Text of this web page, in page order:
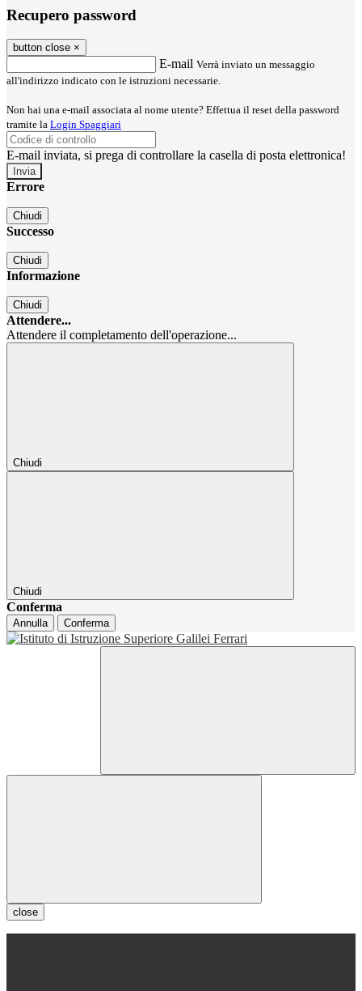
Recupero password
button close ×
E-mail Verrà inviato un messaggio
all'indirizzo indicato con le istruzioni necessarie.
Non hai una e-mail associata al nome utente? Effettua il reset della password
tramite la Login Spaggiari
E-mail inviata, si prega di controllare la casella di posta elettronica!
Errore
Chiudi
Successo
Chiudi
Informazione
Chiudi
Attendere...
Attendere il completamento dell'operazione...
Chiudi
Chiudi
Conferma
Annulla Conferma
close